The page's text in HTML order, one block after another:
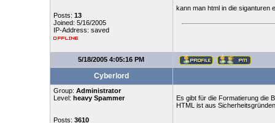
Posts: 13
Joined: 5/16/2005
IP-Address: saved
kann man html in die siganturen
5/18/2005 4:05:16 PM
Cyberlord
Group: Administrator
Level: heavy Spammer
Posts: 3610
Es gibt für die Formatierung die
HTML ist aus